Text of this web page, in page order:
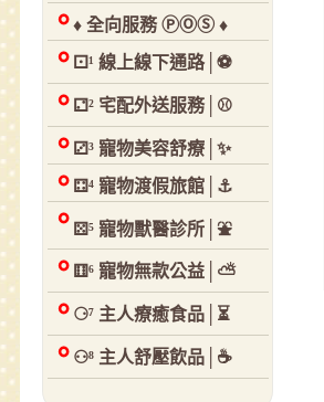
♦ 全向服務 ⓅⓄⓈ ♦
⚀¹ 線上線下通路│⚽
⚁² 宅配外送服務│⚾
⚂³ 寵物美容舒療│✨
⚃⁴ 寵物渡假旅館│⚓
⚄⁵ 寵物獸醫診所│⛲
⚅⁶ 寵物無款公益│⛅
⚆⁷ 主人療癒食品│⏳
⚇⁸ 主人舒壓飲品│☕